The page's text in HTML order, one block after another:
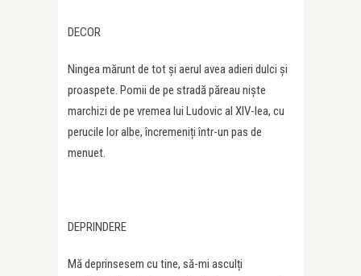
DECOR
Ningea mărunt de tot și aerul avea adieri dulci și
proaspete. Pomii de pe stradă păreau niște
marchizi de pe vremea lui Ludovic al XIV-lea, cu
perucile lor albe, încremeniți într-un pas de
menuet.
DEPRINDERE
Mă deprinsesem cu tine, să-mi asculți